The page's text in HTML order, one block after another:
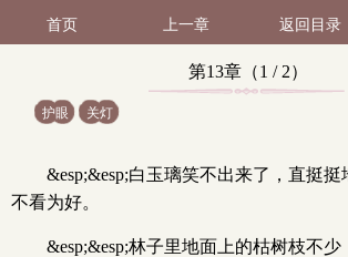
首页 上一章 返回目录
第13章（1 / 2）
护眼 关灯
&esp;&esp;白玉璃笑不出来了，直挺
不看为好。
&esp;&esp;林子里地面上的枯树枝不